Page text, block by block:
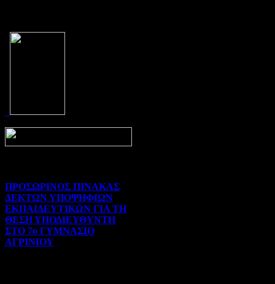
ΠΡΟΣΩΡΙΝΟΣ ΠΙΝΑΚΑΣ
ΔΕΚΤΩΝ ΥΠΟΨΗΦΙΩΝ
ΕΚΠΑΙΔΕΥΤΙΚΩΝ ΓΙΑ ΤΗ
ΘΕΣΗ ΥΠΟΔΙΕΥΘΥΝΤΗ
ΣΤΟ 7ο ΓΥΜΝΑΣΙΟ
ΑΓΡΙΝΙΟΥ